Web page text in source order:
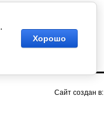
Сайт создан в:
Хорошо